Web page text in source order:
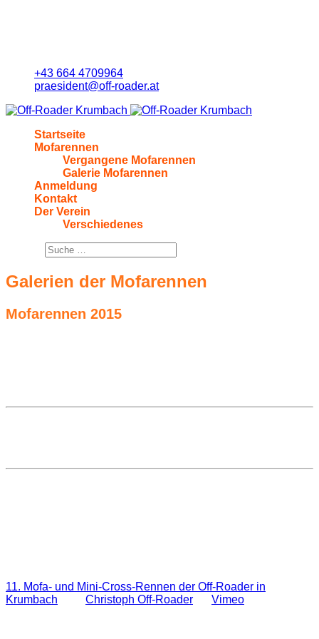
+43 664 4709964
praesident@off-roader.at
Startseite
Mofarennen
Vergangene Mofarennen
Galerie Mofarennen
Anmeldung
Kontakt
Der Verein
Verschiedenes
Galerien der Mofarennen
Mofarennen 2015
11. Mofa- und Mini-Cross-Rennen der Off-Roader in
Krumbach
Christoph Off-Roader Vimeo